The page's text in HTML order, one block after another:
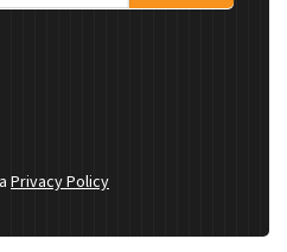
Privacy Policy